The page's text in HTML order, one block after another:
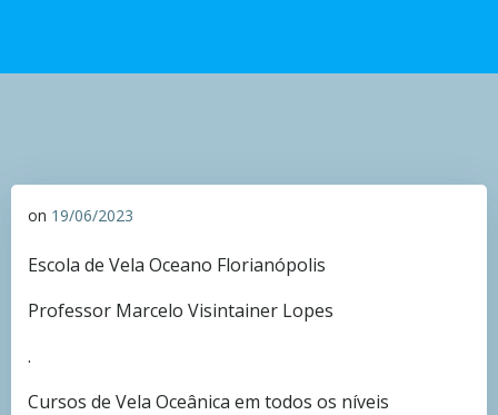
on 19/06/2023
Escola de Vela Oceano Florianópolis
Professor Marcelo Visintainer Lopes
.
Cursos de Vela Oceânica em todos os níveis